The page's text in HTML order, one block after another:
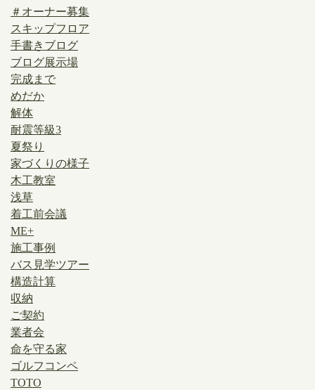
＃オーナー募集
スキップフロア
手書きブログ
ブログ展示場
完成まで
めだか
解体
耐震等級3
夏祭り
家づくりの様子
木工教室
浅草
着工前会議
ME+
施工事例
バス見学ツアー
構造計算
収納
ご契約
業者会
命を守る家
ゴルフコンペ
TOTO